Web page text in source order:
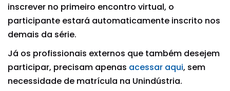
inscrever no primeiro encontro virtual, o
participante estará automaticamente inscrito nos
demais da série.
Já os profissionais externos que também desejem
participar, precisam apenas acessar aqui, sem
necessidade de matrícula na Unindústria.